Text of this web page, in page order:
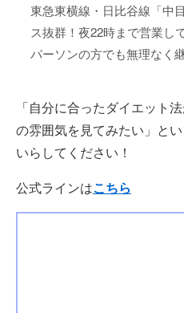
東急東横線・日比谷線「中
ス抜群！夜22時まで営業し
パーソンの方でも無理なく
「自分に合ったダイエット
の雰囲気を見てみたい」と
いらしてください！
公式ラインはこちら